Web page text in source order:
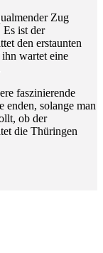
Zug
Es ist der
den erstaunten
wartet eine
faszinierende
enden, solange man
ob der
die Thüringen